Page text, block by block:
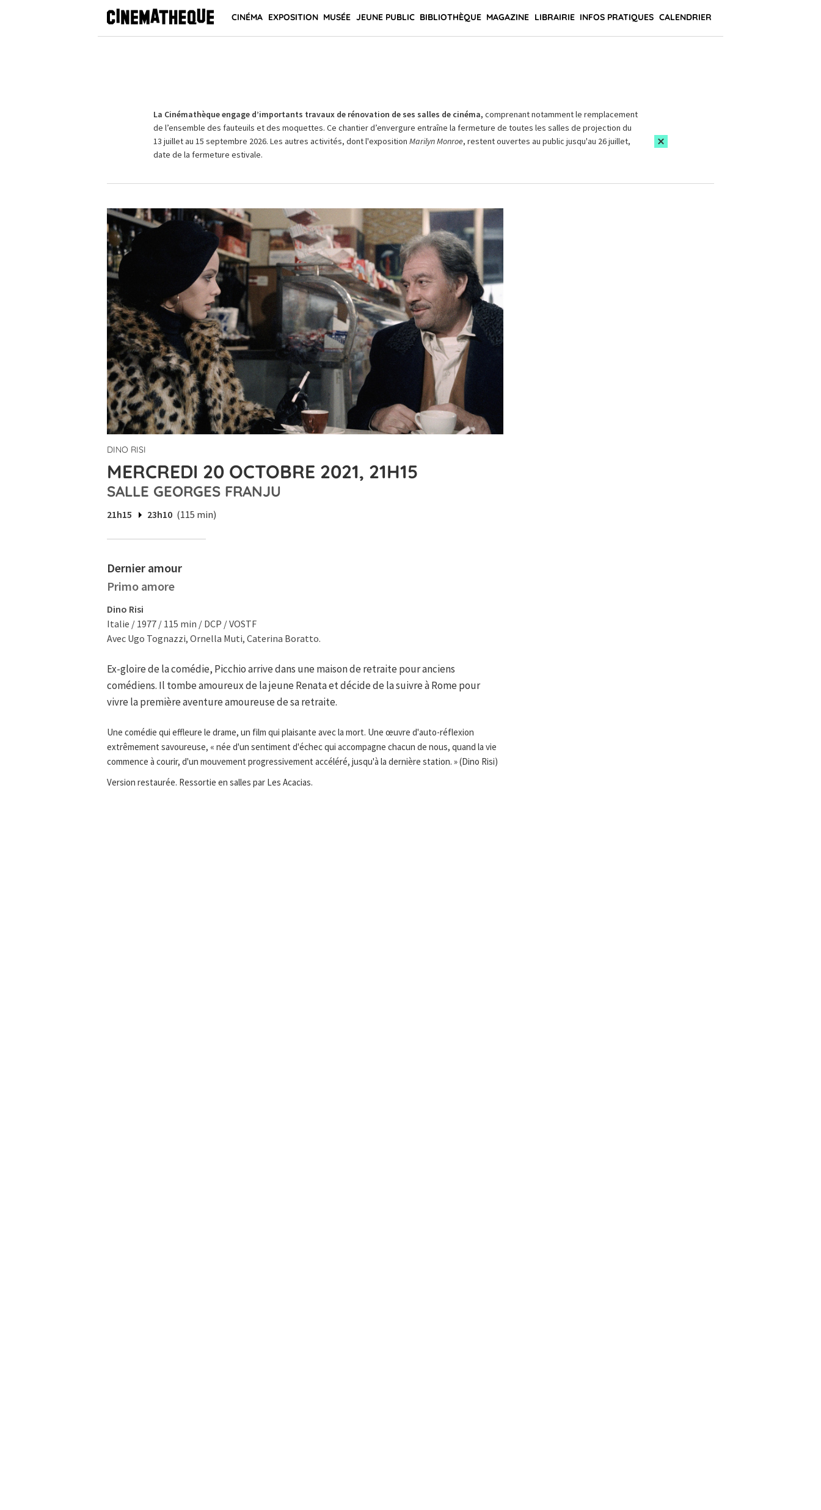
CINÉMA EXPOSITION MUSÉE JEUNE PUBLIC BIBLIOTHÈQUE MAGAZINE LIBRAIRIE INFOS PRATIQUES CALENDRIER
La Cinémathèque engage d’importants travaux de rénovation de ses salles de cinéma, comprenant notamment le remplacement
de l’ensemble des fauteuils et des moquettes. Ce chantier d’envergure entraîne la fermeture de toutes les salles de projection du
13 juillet au 15 septembre 2026. Les autres activités, dont l'exposition Marilyn Monroe, restent ouvertes au public jusqu'au 26 juillet,
date de la fermeture estivale.
DINO RISI
MERCREDI 20 OCTOBRE 2021, 21H15
SALLE GEORGES FRANJU
21h15 23h10 (115 min)
Dernier amour
Primo amore
Dino Risi
Italie / 1977 / 115 min / DCP / VOSTF
Avec Ugo Tognazzi, Ornella Muti, Caterina Boratto.
Ex-gloire de la comédie, Picchio arrive dans une maison de retraite pour anciens
comédiens. Il tombe amoureux de la jeune Renata et décide de la suivre à Rome pour
vivre la première aventure amoureuse de sa retraite.
Une comédie qui effleure le drame, un film qui plaisante avec la mort. Une œuvre d'auto-réflexion
extrêmement savoureuse, « née d'un sentiment d'échec qui accompagne chacun de nous, quand la vie
commence à courir, d'un mouvement progressivement accéléré, jusqu'à la dernière station. » (Dino Risi)
Version restaurée. Ressortie en salles par Les Acacias.